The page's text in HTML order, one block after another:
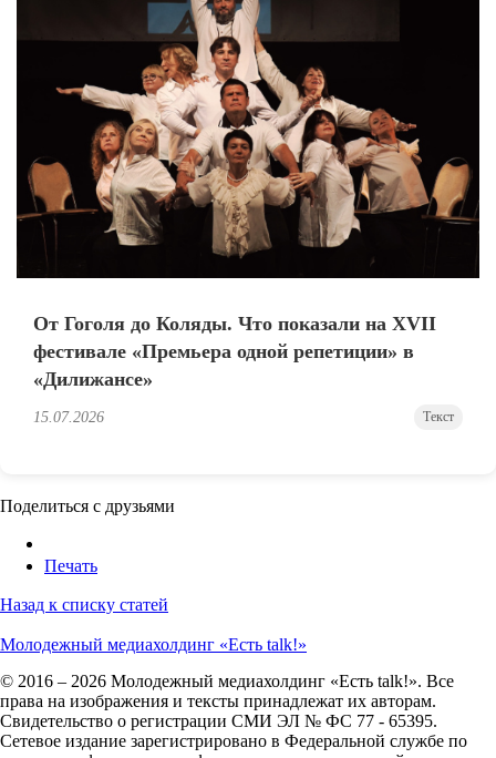
От Гоголя до Коляды. Что показали на XVII
фестивале «Премьера одной репетиции» в
«Дилижансе»
15.07.2026 Текст
Поделиться с друзьями
Печать
Назад к списку статей
Молодежный медиахолдинг «Есть talk!»
© 2016 – 2026 Молодежный медиахолдинг «Есть talk!». Все
права на изображения и тексты принадлежат их авторам.
Свидетельство о регистрации СМИ ЭЛ № ФС 77 - 65395.
Сетевое издание зарегистрировано в Федеральной службе по